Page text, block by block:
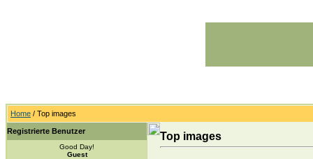
Home / Top images
Registrierte Benutzer
Good Day!
Guest
Top images